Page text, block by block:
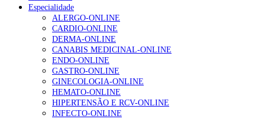
Especialidade
ALERGO-ONLINE
CARDIO-ONLINE
DERMA-ONLINE
CANABIS MEDICINAL-ONLINE
ENDO-ONLINE
GASTRO-ONLINE
GINECOLOGIA-ONLINE
HEMATO-ONLINE
HIPERTENSÃO E RCV-ONLINE
INFECTO-ONLINE